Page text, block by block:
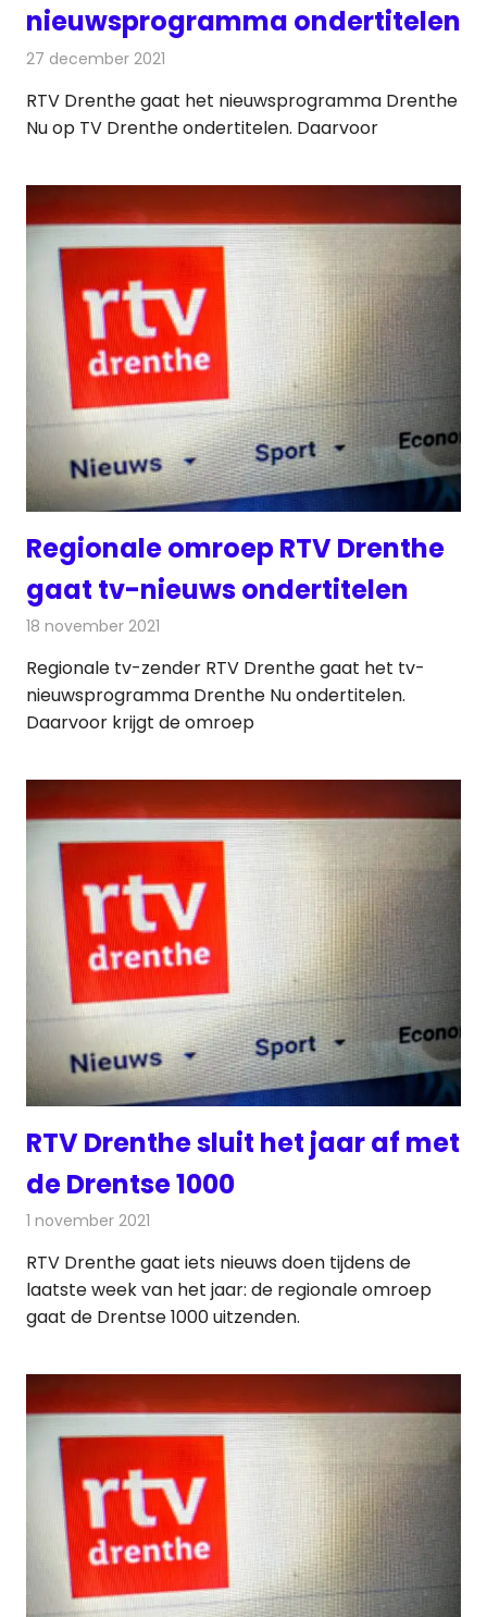
nieuwsprogramma ondertitelen
27 december 2021
RTV Drenthe gaat het nieuwsprogramma Drenthe
Nu op TV Drenthe ondertitelen. Daarvoor
Regionale omroep RTV Drenthe
gaat tv-nieuws ondertitelen
18 november 2021
Regionale tv-zender RTV Drenthe gaat het tv-
nieuwsprogramma Drenthe Nu ondertitelen.
Daarvoor krijgt de omroep
RTV Drenthe sluit het jaar af met
de Drentse 1000
1 november 2021
RTV Drenthe gaat iets nieuws doen tijdens de
laatste week van het jaar: de regionale omroep
gaat de Drentse 1000 uitzenden.